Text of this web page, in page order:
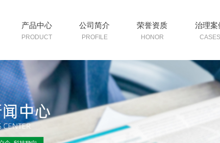
产品中心
PRODUCT
公司简介
PROFILE
荣誉资质
HONOR
治理案
CASES